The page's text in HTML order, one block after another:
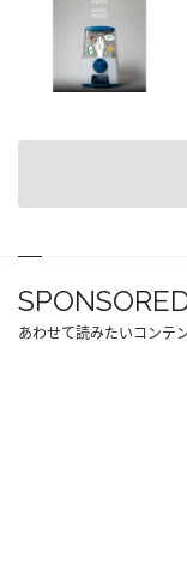
あわせて読みたいコンテ